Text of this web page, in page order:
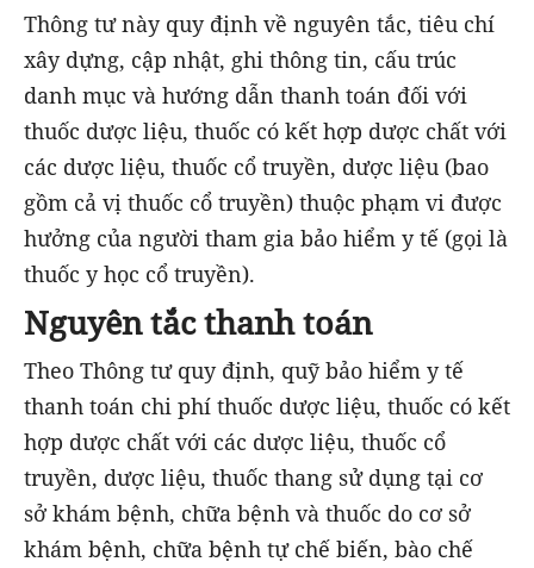
Thông tư này quy định về nguyên tắc, tiêu chí
xây dựng, cập nhật, ghi thông tin, cấu trúc
danh mục và hướng dẫn thanh toán đối với
thuốc dược liệu, thuốc có kết hợp dược chất với
các dược liệu, thuốc cổ truyền, dược liệu (bao
gồm cả vị thuốc cổ truyền) thuộc phạm vi được
hưởng của người tham gia bảo hiểm y tế (gọi là
thuốc y học cổ truyền).
Nguyên tắc thanh toán
Theo Thông tư quy định, quỹ bảo hiểm y tế
thanh toán chi phí thuốc dược liệu, thuốc có kết
hợp dược chất với các dược liệu, thuốc cổ
truyền, dược liệu, thuốc thang sử dụng tại cơ
sở khám bệnh, chữa bệnh và thuốc do cơ sở
khám bệnh, chữa bệnh tự chế biến, bào chế